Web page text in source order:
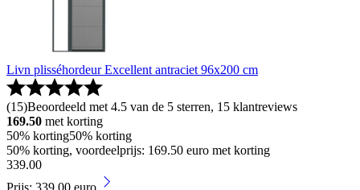
Livn plisséhordeur Excellent antraciet 96x200 cm
(15)Beoordeeld met 4.5 van de 5 sterren, 15 klantreviews
169.50 met korting
50% korting50% korting
50% korting, voordeelprijs: 169.50 euro met korting
339.00